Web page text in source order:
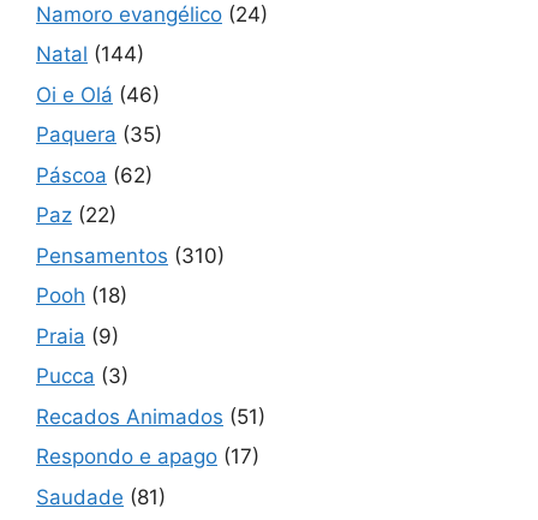
Namoro evangélico (24)
Natal (144)
Oi e Olá (46)
Paquera (35)
Páscoa (62)
Paz (22)
Pensamentos (310)
Pooh (18)
Praia (9)
Pucca (3)
Recados Animados (51)
Respondo e apago (17)
Saudade (81)